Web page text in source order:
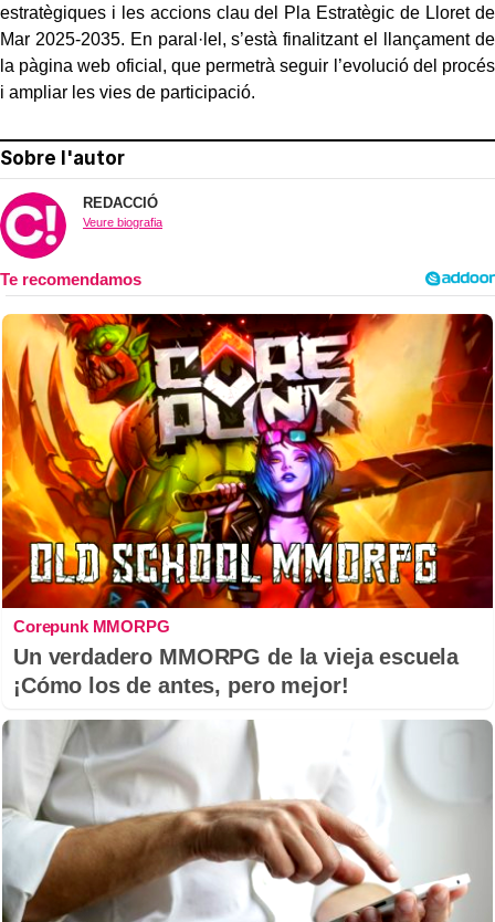
estratègiques i les accions clau del Pla Estratègic de Lloret de
Mar 2025-2035. En paral·lel, s’està finalitzant el llançament de
la pàgina web oficial, que permetrà seguir l’evolució del procés
i ampliar les vies de participació.
Sobre l'autor
REDACCIÓ
Veure biografia
Corepunk MMORPG
Un verdadero MMORPG de la vieja escuela
¡Cómo los de antes, pero mejor!